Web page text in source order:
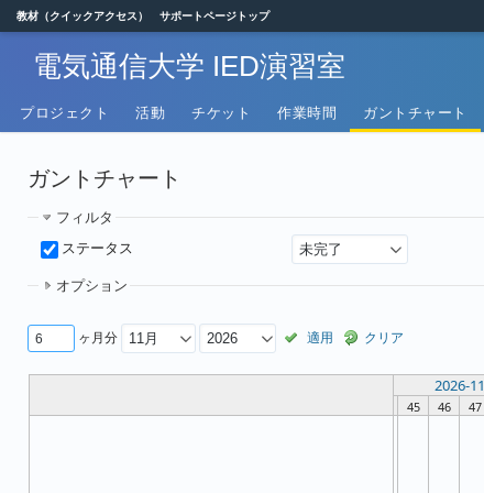
教材（クイックアクセス） サポートページトップ
電気通信大学 IED演習室
プロジェクト 活動 チケット 作業時間 ガントチャート
ガントチャート
フィルタ
ステータス
オプション
ヶ月分 適用 クリア
2026-11
45 46 47